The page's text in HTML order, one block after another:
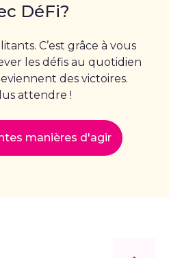
DéFi?
C’est grâce à vous
les défis au quotidien
des victoires.
attendre !
manières d'agir